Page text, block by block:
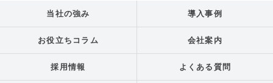
当社の強み 導入事例
お役立ちコラム 会社案内
採用情報 よくある質問